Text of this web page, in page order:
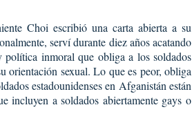
Choi escribió una carta abierta a su
serví durante diez años acatando
inmoral que obliga a los soldados
orientación sexual. Lo que es peor, obliga
estadounidenses en Afganistán están
incluyen a soldados abiertamente gays o